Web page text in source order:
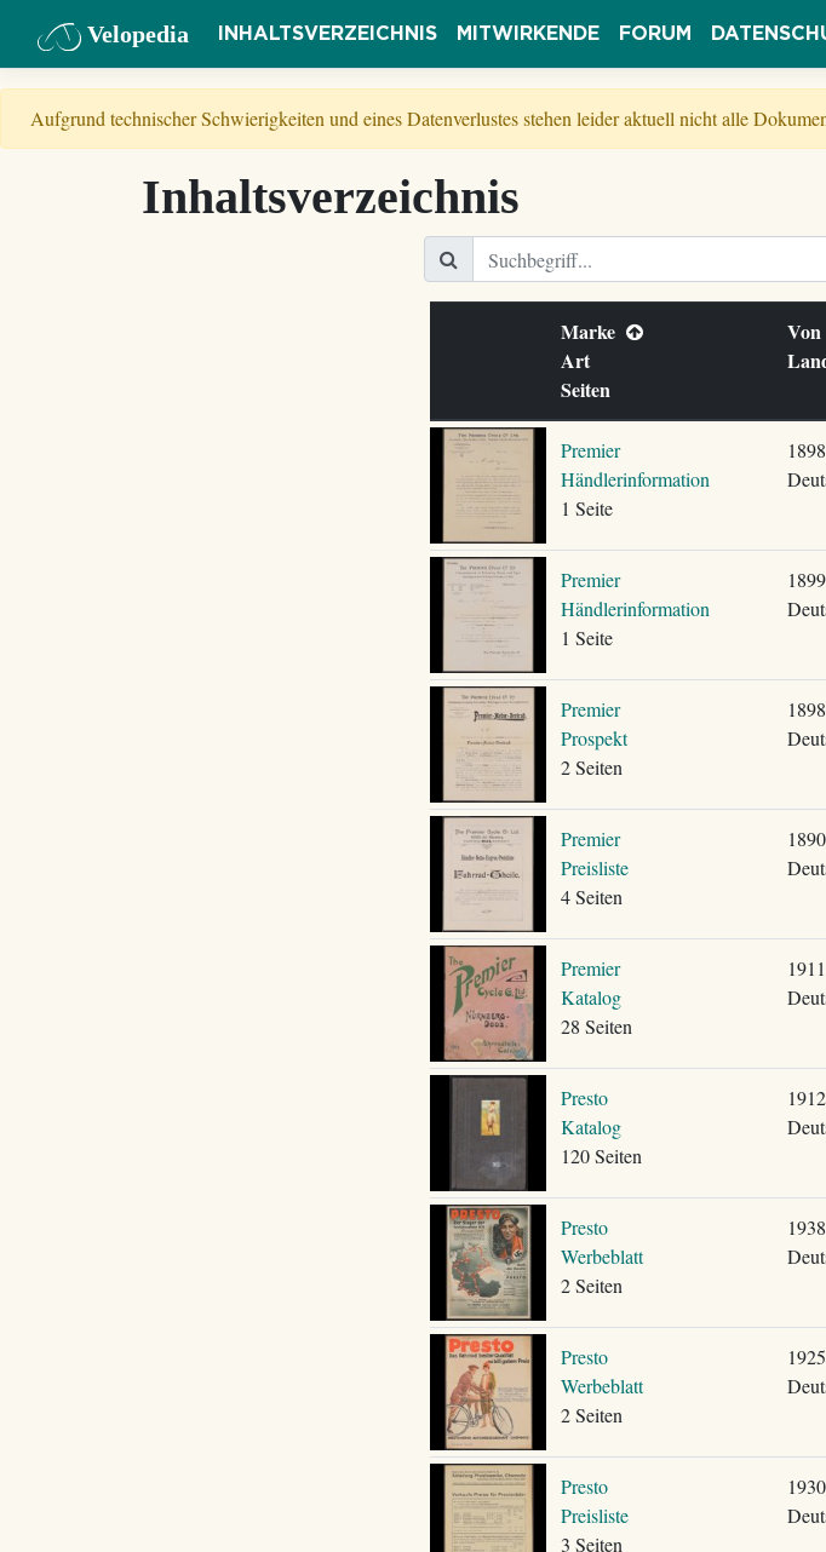
Velopedia INHALTSVERZEICHNIS MITWIRKENDE FORUM
Aufgrund technischer Schwierigkeiten und eines Datenverlustes stehen leider aktuell nicht alle
Inhaltsverzeichnis
Marke
Art
Seiten
Von
Premier
Händlerinformation
1 Seite
1898
Premier
Händlerinformation
1 Seite
1899
Premier
Prospekt
2 Seiten
1898
Premier
Preisliste
4 Seiten
Premier
Katalog
28 Seiten
1911
Presto
Katalog
120 Seiten
1912
Presto
Werbeblatt
2 Seiten
1938
Presto
Werbeblatt
2 Seiten
Presto
Preisliste
3 Seiten